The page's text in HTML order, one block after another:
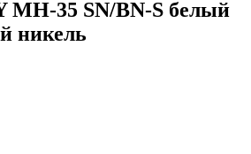
35 SN/BN-S белый
никель